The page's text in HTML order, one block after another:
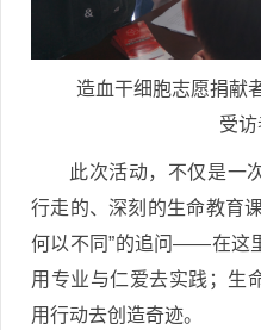
造血干细胞志愿捐献
受访
此次活动，不仅是一
行走的、深刻的生命教育
何以不同”的追问——在这
用专业与仁爱去实践；生
用行动去创造奇迹。